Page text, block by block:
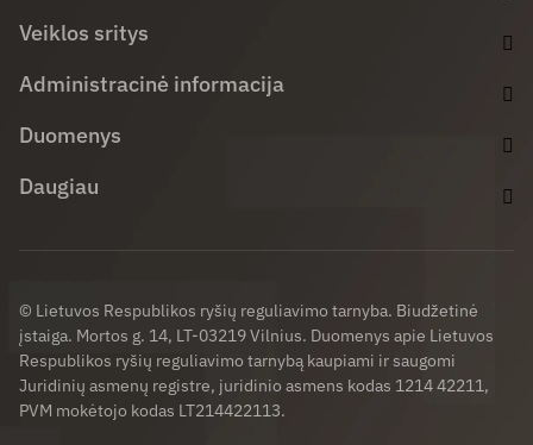
Veiklos sritys
Administracinė informacija
Duomenys
Daugiau
© Lietuvos Respublikos ryšių reguliavimo tarnyba. Biudžetinė
įstaiga. Mortos g. 14, LT-03219 Vilnius. Duomenys apie Lietuvos
Respublikos ryšių reguliavimo tarnybą kaupiami ir saugomi
Juridinių asmenų registre, juridinio asmens kodas 1214 42211,
PVM mokėtojo kodas LT214422113.